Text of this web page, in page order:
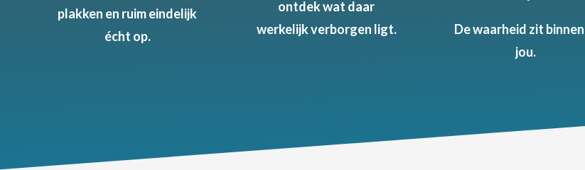
plakken en ruim eindelijk
écht op.
ontdek wat daar
werkelijk verborgen ligt.
De waarheid zit
jou.